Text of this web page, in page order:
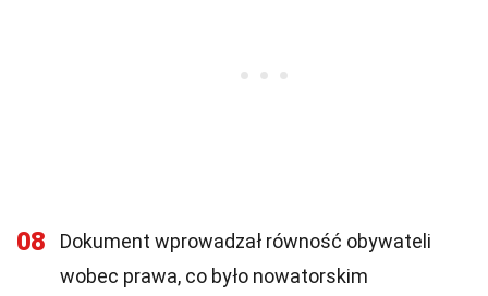
08
Dokument wprowadzał równość obywateli
wobec prawa, co było nowatorskim